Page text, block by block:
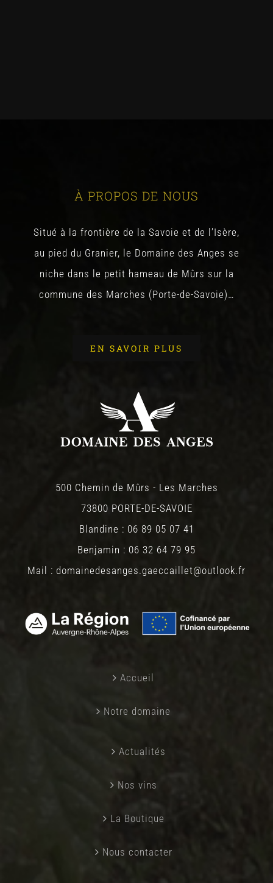
À PROPOS DE NOUS
Situé à la frontière de la Savoie et de l’Isère,
au pied du Granier, le Domaine des Anges se
niche dans le petit hameau de Mûrs sur la
commune des Marches (Porte-de-Savoie)…
EN SAVOIR PLUS
500 Chemin de Mûrs - Les Marches
73800 PORTE-DE-SAVOIE
Blandine : 06 89 05 07 41
Benjamin : 06 32 64 79 95
Mail : domainedesanges.gaeccaillet@outlook.fr
Accueil
Notre domaine
Actualités
Nos vins
La Boutique
Nous contacter